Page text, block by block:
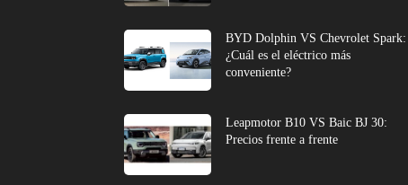
BYD Dolphin VS Chevrolet Spark:
¿Cuál es el eléctrico más
conveniente?
Leapmotor B10 VS Baic BJ 30:
Precios frente a frente